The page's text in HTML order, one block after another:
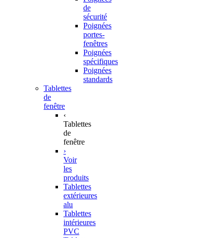
de
sécurité
Poignées
portes-
fenêtres
Poignées
spécifiques
Poignées
standards
Tablettes
de
fenêtre
‹
Tablettes
de
fenêtre
›
Voir
les
produits
Tablettes
extérieures
alu
Tablettes
intérieures
PVC